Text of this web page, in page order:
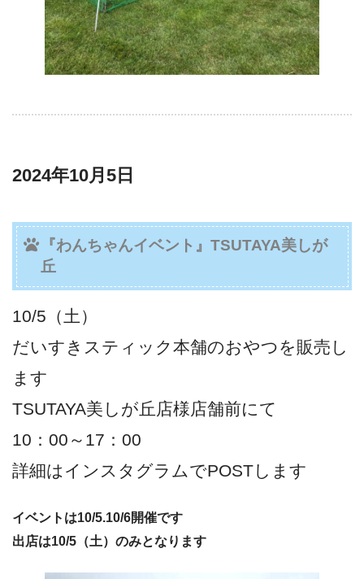
2024年10月5日
『わんちゃんイベント』TSUTAYA美しが
丘
10/5（土）
だいすきスティック本舗のおやつを販売し
ます
TSUTAYA美しが丘店様店舗前にて
10：00～17：00
詳細はインスタグラムでPOSTします
イベントは10/5.10/6開催です
出店は10/5（土）のみとなります